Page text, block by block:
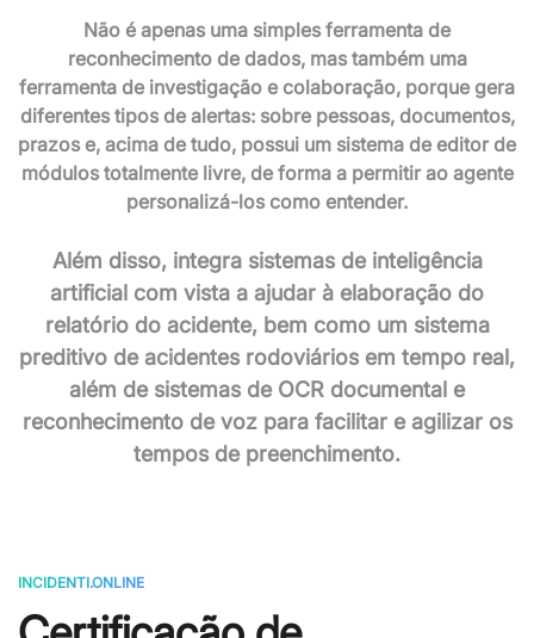
Não é apenas uma simples ferramenta de
reconhecimento de dados, mas também uma
ferramenta de investigação e colaboração, porque gera
diferentes tipos de alertas: sobre pessoas, documentos,
prazos e, acima de tudo, possui um sistema de editor de
módulos totalmente livre, de forma a permitir ao agente
personalizá-los como entender.
Além disso, integra sistemas de inteligência
artificial com vista a ajudar à elaboração do
relatório do acidente, bem como um sistema
preditivo de acidentes rodoviários em tempo real,
além de sistemas de OCR documental e
reconhecimento de voz para facilitar e agilizar os
tempos de preenchimento.
INCIDENTI.ONLINE